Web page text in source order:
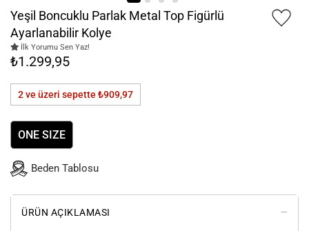
Yeşil Boncuklu Parlak Metal Top Figürlü
Ayarlanabilir Kolye
İlk Yorumu Sen Yaz!
₺1.299,95
2 ve üzeri sepette ₺909,97
ONE SIZE
Beden Tablosu
ÜRÜN AÇIKLAMASI